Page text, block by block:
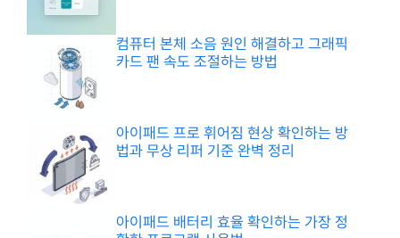
컴퓨터 본체 소음 원인 해결하고 그래픽
카드 팬 속도 조절하는 방법
아이패드 프로 휘어짐 현상 확인하는 방
법과 무상 리퍼 기준 완벽 정리
아이패드 배터리 효율 확인하는 가장 정